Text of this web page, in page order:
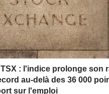
: l'indice prolonge son
au-delà des 36 000
sur l'emploi